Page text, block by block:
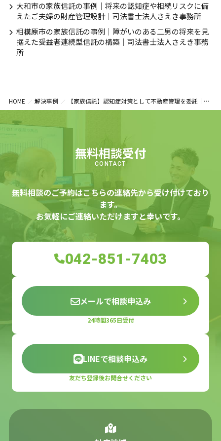
大和市の家族信託の事例｜将来の認知症や相続リスクに備
えたご夫婦の財産管理設計｜司法書士法人さえき事務所
相模原市の家族信託の事例｜障がいのある二男の将来を見
据えた受益者連続型信託の構築｜司法書士法人さえき事務
所
HOME 解決事例 【家族信託】認知症対策として不動産管理を委託｜神奈川県大和市の50代女性の事例（京都市の父の財産を信託）
無料相談受付
CONTACT
無料相談のご予約はこちらの連絡先から受け付けており
ます。
お気軽にご連絡いただけますと幸いです。
042-851-7403
メールで相談申込み
24時間365日受付
LINEで相談申込み
友だち登録後お問合せください